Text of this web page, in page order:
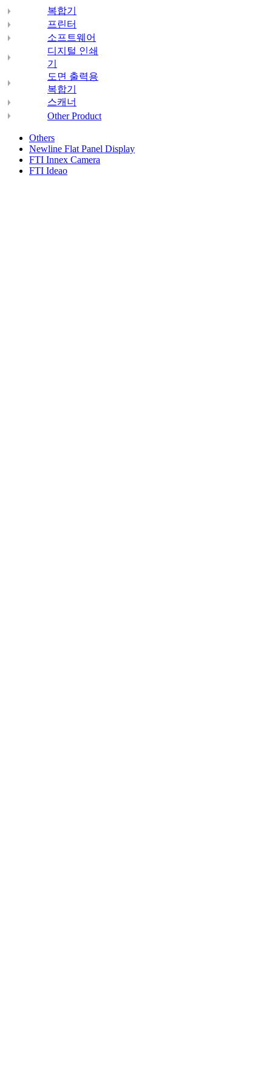
복합기
프린터
소프트웨어
디지털 인쇄
기
도면 출력용
복합기
스캐너
Other Product
Others
Newline Flat Panel Display
FTI Innex Camera
FTI Ideao